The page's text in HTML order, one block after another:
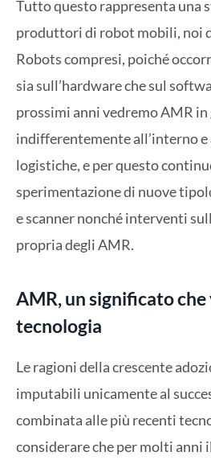
Tutto questo rappresenta una
produttori di robot mobili, noi
Robots compresi, poiché
sia sull’hardware che sul
prossimi anni vedremo AMR
indifferentemente all’interno e
logistiche, e per questo
sperimentazione di nuove
e scanner nonché interventi
propria degli AMR.
AMR, un significato che
tecnologia
Le ragioni della crescente
imputabili unicamente al
combinata alle più recenti
considerare che per molti anni